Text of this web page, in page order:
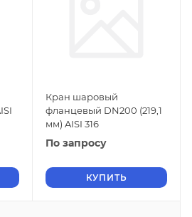
Кран шаровый
фланцевый DN200 (219,1
мм) AISI 316
По запросу
КУПИТЬ